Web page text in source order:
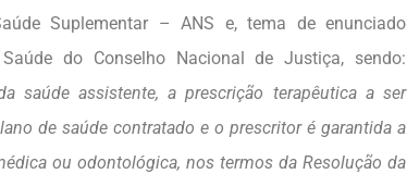
Suplementar – ANS e, tema de enunciado
do Conselho Nacional de Justiça, sendo:
saúde assistente, a prescrição terapêutica a ser
de saúde contratado e o prescritor é garantida a
ou odontológica, nos termos da Resolução da